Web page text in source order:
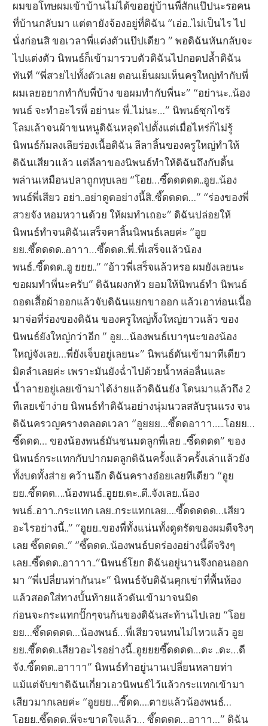
ผมขอโทษผมเข้าบ้านไม่ได้ขออยู่บ้านพี่สักแป๊ปนะรอคน
ที่บ้านกลับมา แต่ตายังจ้องอยู่ที่ดิฉัน “เอ่อ..ไม่เป็นไร ไป
นั่งก่อนสิ ขอเวลาพี่แต่งตัวแป๊ปเดียว ” พอดิฉันหันกลับจะ
ไปแต่งตัว นิพนธ์ก็เข้ามารวบตัวดิฉันไปกอดปล้ำดิฉัน
ทันที “พี่สวยไปทั้งตัวเลย ตอนเย็นผมเห็นครูใหญ่ทำกับพี่
ผมเลยอยากทำกับพี่บ้าง ขอผมทำกับพี่นะ” “อย่านะ..น้อง
พนธ์ จะทำอะไรพี่ อย่านะ พี่..ไม่นะ…” นิพนธ์ซุกไซร้
โลมเล้าจนผ้าขนหนูดิฉันหลุดไปตั้งแต่เมื่อไหร่ก็ไม่รู้
นิพนธ์ก้มลงเลียร่องเนื้อดิฉัน ลีลาลิ้นของครูใหญ่ทำให้
ดิฉันเสียวแล้ว แต่ลีลาของนิพนธ์ทำให้ดิฉันถึงกับดิ้น
พล่านเหมือนปลาถูกทุบเลย “โอย…ซี๊ดดดดด..อูย..น้อง
พนธ์พี่เสียว อย่า..อย่าดูดอย่างนี้สิ..ซี๊ดดดด…” “ร่องของพี่
สวยจัง หอมหวานด้วย ให้ผมทำเถอะ” ดิฉันปล่อยให้
นิพนธ์ทำจนดิฉันเสร็จคาลิ้นนิพนธ์เลยค่ะ “อูย
ยย..ซี๊ดดดด..อาาา…ซี๊ดดด..พี่..พี่เสร็จแล้วน้อง
พนธ์..ซี๊ดดด..อู ยยย..” “อ้าวพี่เสร็จแล้วหรอ ผมยังเลยนะ
ขอผมทำพี่นะครับ” ดิฉันผงกหัว ยอมให้นิพนธ์ทำ นิพนธ์
ถอดเสื้อผ้าออกแล้วจับดิฉันแยกขาออก แล้วเอาท่อนเนื้อ
มาจ่อที่ร่องของดิฉัน ของครูใหญ่ทั้งใหญ่ยาวแล้ว ของ
นิพนธ์ยังใหญ่กว่าอีก ” อูย…น้องพนธ์เบาๆนะของน้อง
ใหญ่จังเลย…พี่ยังเจ็บอยู่เลยนะ” นิพนธ์ดันเข้ามาทีเดียว
มิดลำเลยค่ะ เพราะมันยังฉ่ำไปด้วยน้ำหล่อลื่นและ
น้ำลายอยู่เลยเข้ามาได้ง่ายแล้วดิฉันยัง โดนมาแล้วถึง 2
ทีเลยเข้าง่าย นิพนธ์ทำดิฉันอย่างนุ่มนวลสลับรุนแรง จน
ดิฉันครวญครางตลอดเวลา “อูยยย…ซี๊ดดอาาา…..โอยย…
ซี๊ดดด… ของน้องพนธ์มันชนมดลูกพี่เลย ..ซี๊ดดดด” ของ
นิพนธ์กระแทกกับปากมดลูกดิฉันครั้งแล้วครั้งเล่าแล้วยัง
ทั้งบดทั้งส่าย คว้านอีก ดิฉันครางอ๋อยเลยทีเดียว “อูย
ยย..ซี๊ดดด….น้องพนธ์..อูยย.ดะ..ดี..จังเลย..น้อง
พนธ์..อาา..กระแทก เลย..กระแทกเลย….ซี๊ดดดดด…เสียว
อะไรอย่างนี้..” “อูยย..ของพี่ทั้งแน่นทั้งดูดรัดของผมดีจริงๆ
เลย ซี๊ดดดด..” “ซี๊ดดด..น้องพนธ์บดร่องอย่างนี้ดีจริงๆ
เลย..ซี๊ดดด..อาาาา..”นิพนธ์โยก ดิฉันอยู่นานจึงถอนออก
มา “พี่เปลี่ยนท่ากันนะ” นิพนธ์จับดิฉันคุกเข่าที่พื้นห้อง
แล้วสอดใส่ทางบั้นท้ายแล้วดันเข้ามาจนมิด
ก่อนจะกระแทกปั๊กๆจนก้นของดิฉันสะท้านไปเลย “โอย
ยย…ซี๊ดดดดด…น้องพนธ์…พี่เสียวจนทนไม่ไหวแล้ว อูย
ยย..ซี๊ดดด..เสียวอะไรอย่างนี้..อูยยยซี๊ดดดด…ดะ ..ดะ…ดี
จัง..ซี๊ดดด..อาาาา” นิพนธ์ทำอยู่นานเปลี่ยนหลายท่า
แม้แต่จับขาดิฉันเกี่ยวเอวนิพนธ์ไว้แล้วกระแทกเข้ามา
เสียวมากเลยค่ะ “อูยยย…ซี๊ดด….ตายแล้วน้องพนธ์…
โอยย..ซี๊ดดด..พี่จะขาดใจแล้ว… ซี๊ดดดด…อาาา…” ดิฉัน